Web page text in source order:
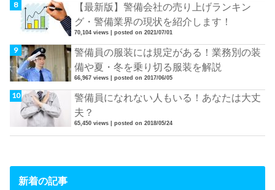
【最新版】警備会社の売り上げランキン
グ・警備業界の現状を紹介します！
70,104 views |posted on 2021/07/01
警備員の服装には規定がある！業務別の装
備や夏・冬を乗り切る服装を解説
66,967 views |posted on 2017/06/05
警備員になれない人もいる！あなたは大丈
夫？
65,450 views |posted on 2018/05/24
新着の記事